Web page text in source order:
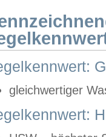
gleichwertiger